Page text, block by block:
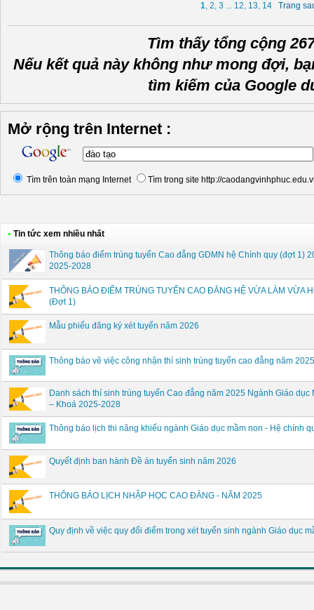
1, 2, 3 ... 12, 13, 14 Trang
Tìm thấy tổng cộng
Nếu kết quả này không như mong đợi,
tìm kiếm của Google
Mở rộng trên Internet :
Tìm trên toàn mạng Internet Tìm trong site http://
• Tin tức xem nhiều nhất
Thông báo điểm trúng tuyển Cao đẳng GDMN hệ Chính quy (đợt 1)
2025-2028
THÔNG BÁO ĐIỂM TRÚNG TUYỂN CAO ĐẲNG HỆ VỪA LÀM VỪA
(Đợt 1)
Mẫu phiếu đăng ký xét tuyển năm 2026
Thông báo vê việc công nhận thí sinh trúng tuyển cao đẳng năm
Danh sách thí sinh trúng tuyển Cao đẳng năm 2025 Ngành Giáo
– Khoá 2025-2028
Thông báo lịch thi năng khiếu ngành Giáo dục mầm non - Hệ chính
Quyết định ban hành Đề án tuyển sinh năm 2026
THÔNG BÁO LỊCH NHẬP HỌC CAO ĐẲNG - NĂM 2025
Quy định về việc quy đổi điểm trong xét tuyển sinh ngành Giáo dục